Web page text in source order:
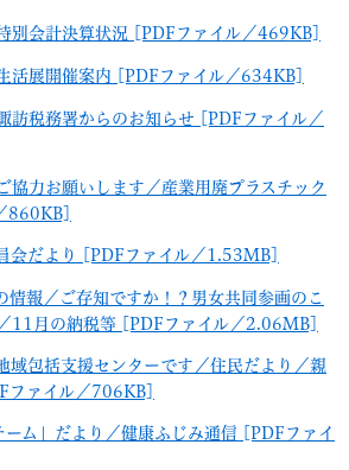
別会計決算状況 [PDFファイル／469KB]
活展開催案内 [PDFファイル／634KB]
訪税務署からのお知らせ [PDFファイル／
協力お願いします／産業用廃プラスチック
860KB]
会だより [PDFファイル／1.53MB]
報／ご存知ですか！？男女共同参画のこ
11月の納税等 [PDFファイル／2.06MB]
域包括支援センターです／住民だより／親
ファイル／706KB]
ム」だより／健康ふじみ通信 [PDFファイ